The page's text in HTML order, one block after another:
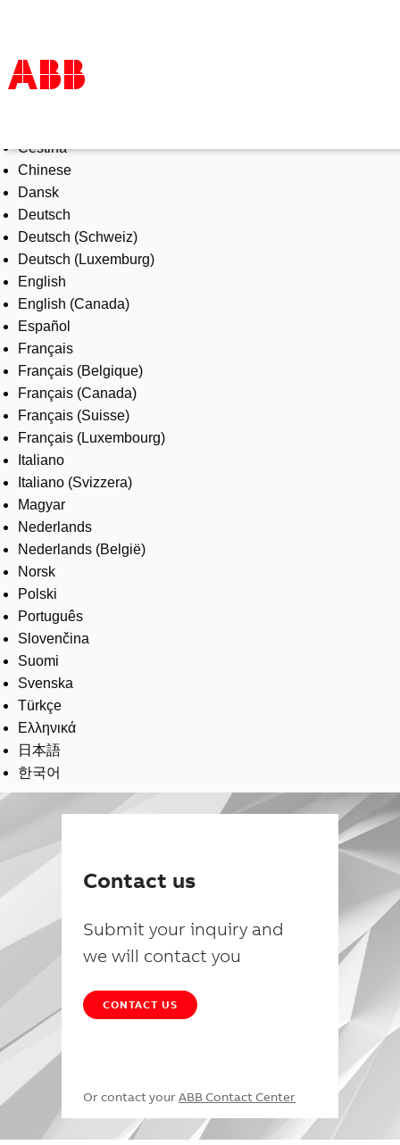
Products & Solutions
Industries
Services
About us
Where to buy
Contact us
Careers
Čeština
Chinese
Dansk
Deutsch
Deutsch (Schweiz)
Deutsch (Luxemburg)
English
English (Canada)
Español
Français
Français (Belgique)
Français (Canada)
Français (Suisse)
Français (Luxembourg)
Italiano
Italiano (Svizzera)
Magyar
Nederlands
Nederlands (België)
Norsk
Polski
Português
Slovenčina
Suomi
Svenska
Türkçe
Ελληνικά
日本語
한국어
Contact us
Submit your inquiry and
we will contact you
CONTACT US
Or contact your ABB Contact Center